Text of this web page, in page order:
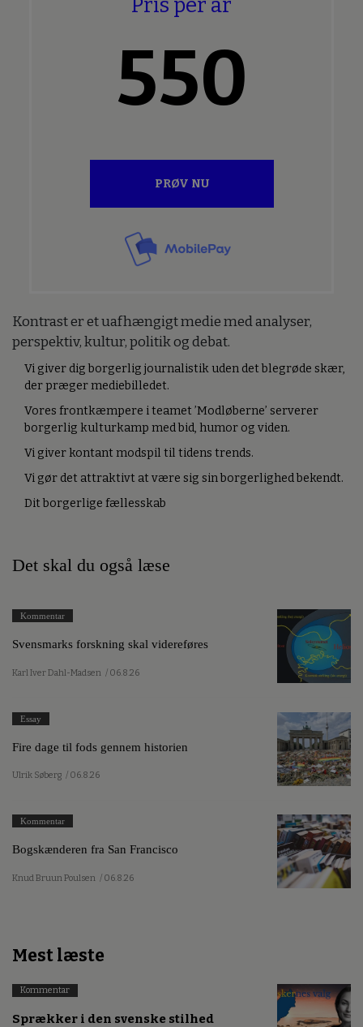
Pris per år
550
PRØV NU
Kontrast er et uafhængigt medie med analyser,
perspektiv, kultur, politik og debat.
Vi giver dig borgerlig journalistik uden det blegrøde skær,
der præger mediebilledet.
Vores frontkæmpere i teamet ’Modløberne’ serverer
borgerlig kulturkamp med bid, humor og viden.
Vi giver kontant modspil til tidens trends.
Vi gør det attraktivt at være sig sin borgerlighed bekendt.
Dit borgerlige fællesskab
Det skal du også læse
Kommentar
Svensmarks forskning skal videreføres
Karl Iver Dahl-Madsen / 06.8.26
Essay
Fire dage til fods gennem historien
Ulrik Søberg / 06.8.26
Kommentar
Bogskænderen fra San Francisco
Knud Bruun Poulsen / 06.8.26
Mest læste
Kommentar
Sprækker i den svenske stilhed